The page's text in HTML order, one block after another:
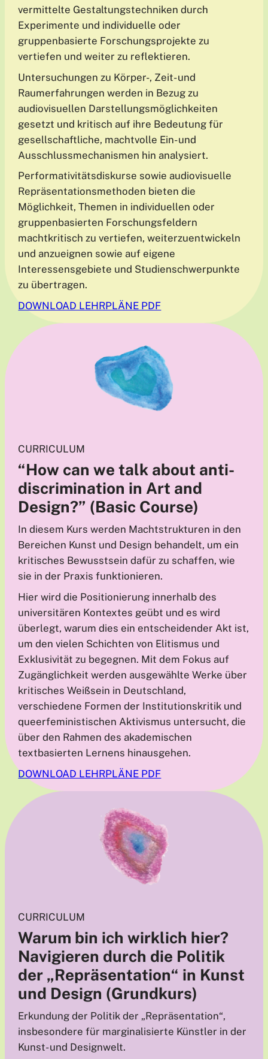
vermittelte Gestaltungstechniken durch
Experimente und individuelle oder
gruppenbasierte Forschungsprojekte zu
vertiefen und weiter zu reflektieren.
Untersuchungen zu Körper-, Zeit- und
Raumerfahrungen werden in Bezug zu
audiovisuellen Darstellungsmöglichkeiten
gesetzt und kritisch auf ihre Bedeutung für
gesellschaftliche, machtvolle Ein- und
Ausschlussmechanismen hin analysiert.
Performativitätsdiskurse sowie audiovisuelle
Repräsentationsmethoden bieten die
Möglichkeit, Themen in individuellen oder
gruppenbasierten Forschungsfeldern
machtkritisch zu vertiefen, weiterzuentwickeln
und anzueignen sowie auf eigene
Interessensgebiete und Studienschwerpunkte
zu übertragen.
DOWNLOAD LEHRPLÄNE PDF
CURRICULUM
“How can we talk about anti-
discrimination in Art and
Design?” (Basic Course)
In diesem Kurs werden Machtstrukturen in den
Bereichen Kunst und Design behandelt, um ein
kritisches Bewusstsein dafür zu schaffen, wie
sie in der Praxis funktionieren.
Hier wird die Positionierung innerhalb des
universitären Kontextes geübt und es wird
überlegt, warum dies ein entscheidender Akt ist,
um den vielen Schichten von Elitismus und
Exklusivität zu begegnen. Mit dem Fokus auf
Zugänglichkeit werden ausgewählte Werke über
kritisches Weißsein in Deutschland,
verschiedene Formen der Institutionskritik und
queerfeministischen Aktivismus untersucht, die
über den Rahmen des akademischen
textbasierten Lernens hinausgehen.
DOWNLOAD LEHRPLÄNE PDF
CURRICULUM
Warum bin ich wirklich hier?
Navigieren durch die Politik
der „Repräsentation“ in Kunst
und Design (Grundkurs)
Erkundung der Politik der „Repräsentation“,
insbesondere für marginalisierte Künstler in der
Kunst- und Designwelt.